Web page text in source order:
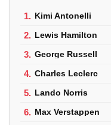
1. Kimi Antonelli
2. Lewis Hamilton
3. George Russell
4. Charles Leclerc
5. Lando Norris
6. Max Verstappen